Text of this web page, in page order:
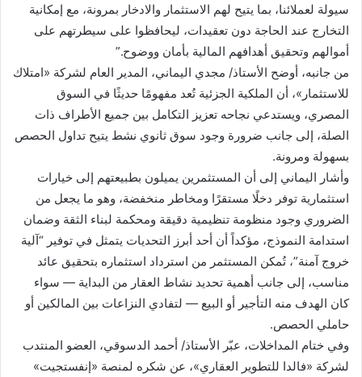
سيولة لعملائنا، بما يتيح لهم الاستثمار والادخار بمرونة، مع إمكانية
التخارج عند الحاجة دون تعقيدات، ليحافظوا على سيطرتهم على
أموالهم وتحقيق أهدافهم المالية بأمان ووضوح.”
من جانبه، أوضح الأستاذ/ مجدي اليماني، المدير العام لشركة «امتلاك
للاستثمار»، أن الملكية الجزئية تُعد مفهومًا حديثًا في السوق
المصري، ويستدعي نجاحه تعزيز التكامل بين جميع الأطراف ذات
الصلة، إلى جانب ضرورة وجود سوق ثانوي نشط يتيح تداول الحصص
بسهولة ومرونة.
وأشار اليماني إلى أن المستثمرين يميلون بطبيعتهم إلى خيارات
استثمارية توفر دخلًا مستقرًا ومخاطر منخفضة، وهو ما يجعل من
الضروري وجود منظومة تنظيمية دقيقة ومحكمة لبناء الثقة وضمان
استدامة النموذج، مؤكداً أن أحد أبرز التحديات يتمثل في توفير “آلية
خروج آمنة”، تُمكن المستثمر من استرداد استثماره بتحقيق عائد
مناسب، إلى جانب أهمية تحديد نشاط العقار من البداية — سواء
كان الهدف منه التأجير أو البيع — لتفادي النزاعات بين المالكين أو
حاملي الحصص.
وفي ختام المداخلات، عبّر الأستاذ/ أحمد الدسوقي، العضو المنتدب
لشركة «فالدا للتطوير العقاري»، عن شكره لمنصة «إنفستجيت»